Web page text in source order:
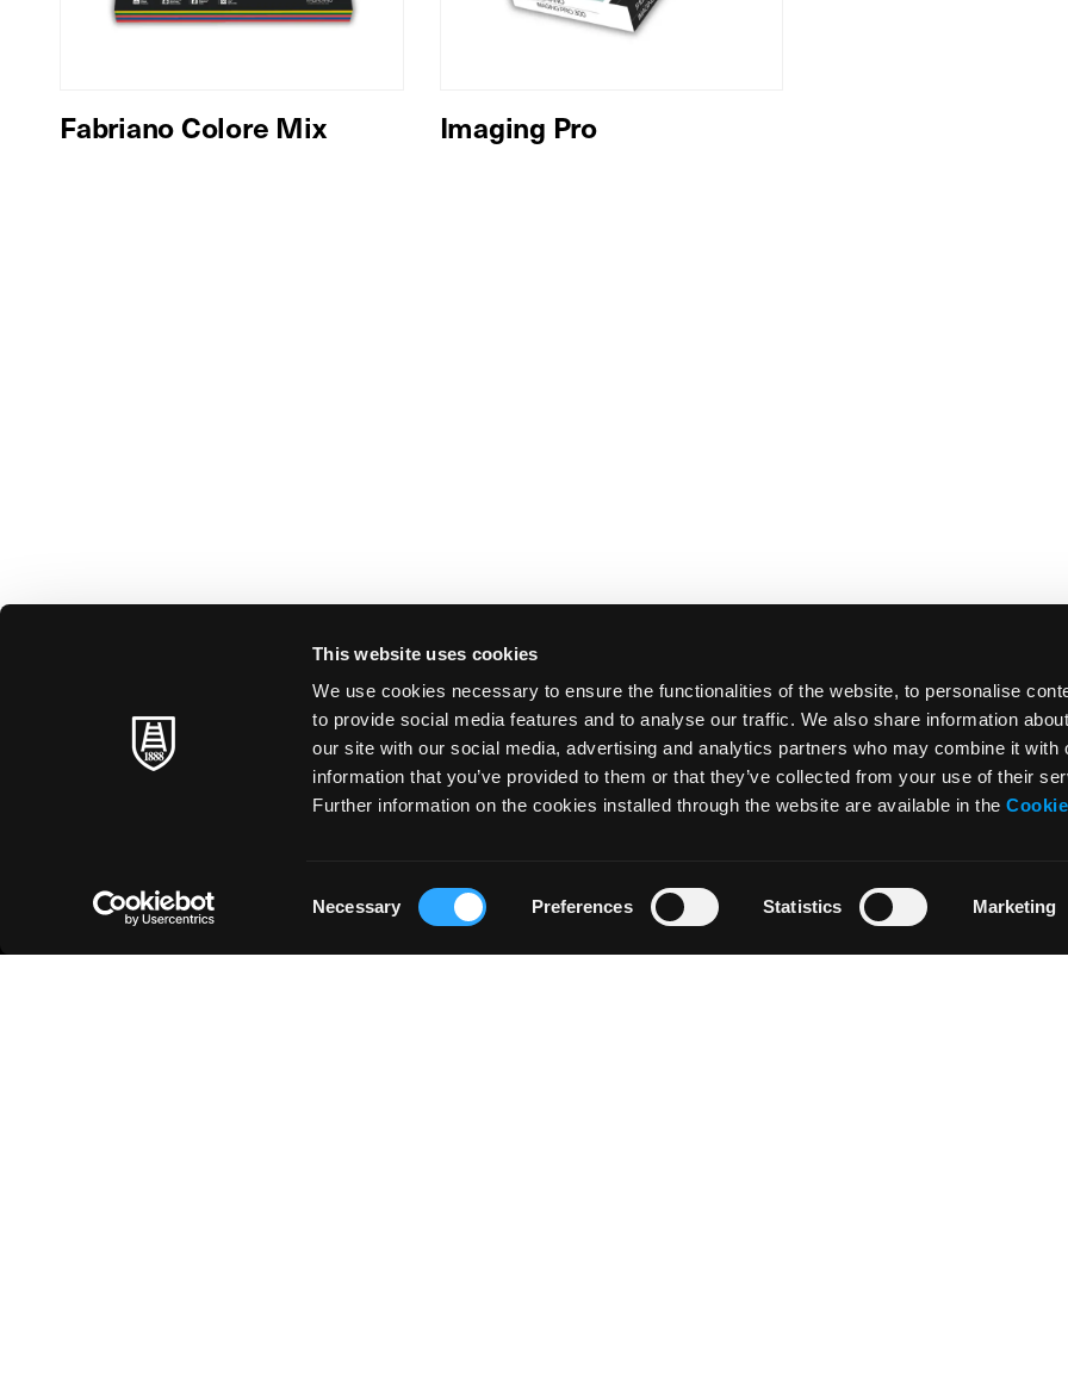
This website uses cookies
We use cookies necessary to ensure the functionalities of the website, to personalise
to provide social media features and to analyse our traffic. We also share information
our site with our social media, advertising and analytics partners who may combine it with
information that you’ve provided to them or that they’ve collected from your use of their
Further information on the cookies installed through the website are available in the
Necessary Preferences Statistics Marketing
Fabriano Colore Mix Imaging Pro
APERÇU ◳PRODUITS ACTUALITÉS RESSOURCES